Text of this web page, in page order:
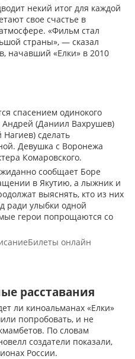
некий итог для каждой
свое счастье в
«Фильм стал
страны», — сказал
начавший «Елки» в 2010
спасением одинокого
(Даниил Вахрушев)
сделать
Девушка с Воронежа
Комаровского.
сообщает Боре
в Якутию, а лыжник и
выяснять, кто из них
ради улыбки одной
герои попрощаются со
Билеты онлайн
расставания
ли киноальманах «Елки»
попробовать, и не
По словам
создатели показали,
России.